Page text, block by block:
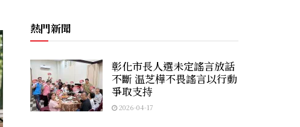
熱門新聞
彰化市長人選未定謠言放話
不斷 温芝樺不畏謠言以行動
爭取支持
2026-04-17